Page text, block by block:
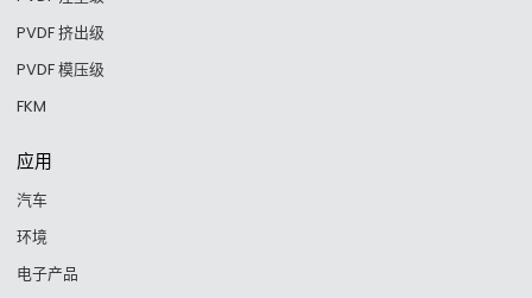
PVDF 挤出级
PVDF 模压级
FKM
应用
汽车
环境
电子产品